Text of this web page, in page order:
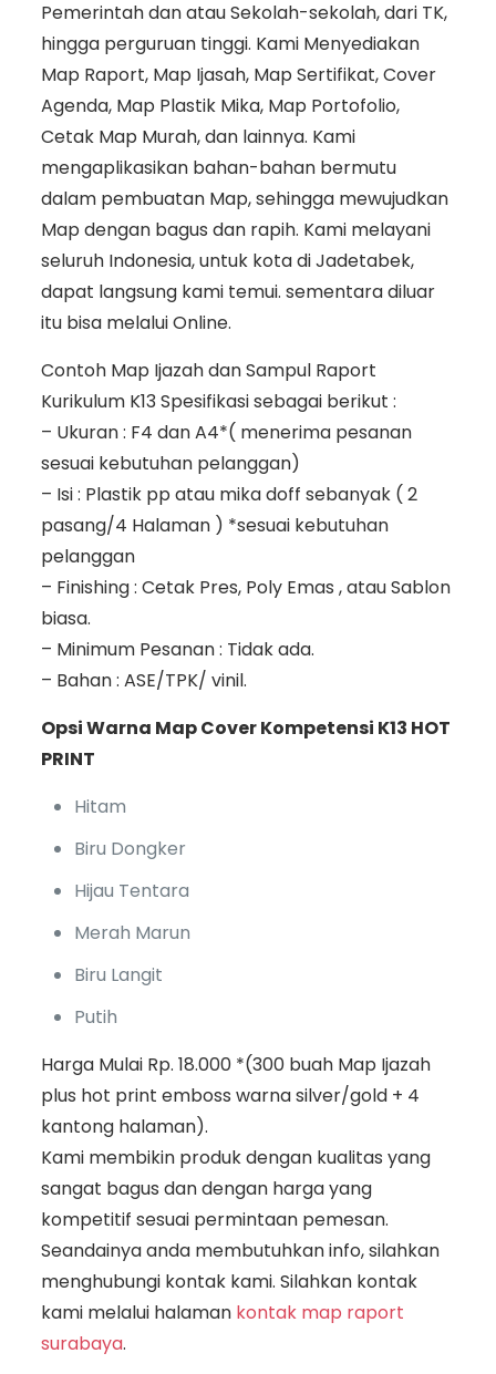
Pemerintah dan atau Sekolah-sekolah, dari TK,
hingga perguruan tinggi. Kami Menyediakan
Map Raport, Map Ijasah, Map Sertifikat, Cover
Agenda, Map Plastik Mika, Map Portofolio,
Cetak Map Murah, dan lainnya. Kami
mengaplikasikan bahan-bahan bermutu
dalam pembuatan Map, sehingga mewujudkan
Map dengan bagus dan rapih. Kami melayani
seluruh Indonesia, untuk kota di Jadetabek,
dapat langsung kami temui. sementara diluar
itu bisa melalui Online.
Contoh Map Ijazah dan Sampul Raport
Kurikulum K13 Spesifikasi sebagai berikut :
– Ukuran : F4 dan A4*( menerima pesanan
sesuai kebutuhan pelanggan)
– Isi : Plastik pp atau mika doff sebanyak ( 2
pasang/4 Halaman ) *sesuai kebutuhan
pelanggan
– Finishing : Cetak Pres, Poly Emas , atau Sablon
biasa.
– Minimum Pesanan : Tidak ada.
– Bahan : ASE/TPK/ vinil.
Opsi Warna Map Cover Kompetensi K13 HOT
PRINT
Hitam
Biru Dongker
Hijau Tentara
Merah Marun
Biru Langit
Putih
Harga Mulai Rp. 18.000 *(300 buah Map Ijazah
plus hot print emboss warna silver/gold + 4
kantong halaman).
Kami membikin produk dengan kualitas yang
sangat bagus dan dengan harga yang
kompetitif sesuai permintaan pemesan.
Seandainya anda membutuhkan info, silahkan
menghubungi kontak kami. Silahkan kontak
kami melalui halaman kontak map raport
surabaya.